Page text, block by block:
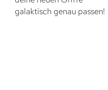
galaktisch genau passen!